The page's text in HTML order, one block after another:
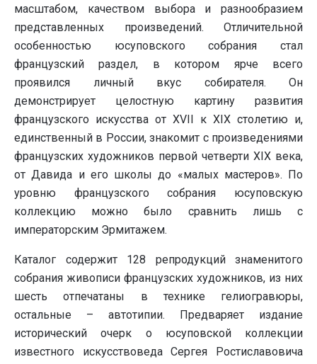
масштабом, качеством выбора и разнообразием
представленных произведений. Отличительной
особенностью юсуповского собрания стал
французский раздел, в котором ярче всего
проявился личный вкус собирателя. Он
демонстрирует целостную картину развития
французского искусства от XVII к XIX столетию и,
единственный в России, знакомит с произведениями
французских художников первой четверти XIX века,
от Давида и его школы до «малых мастеров». По
уровню французского собрания юсуповскую
коллекцию можно было сравнить лишь с
императорским Эрмитажем.
Каталог содержит 128 репродукций знаменитого
собрания живописи французских художников, из них
шесть отпечатаны в технике гелиогравюры,
остальные – автотипии. Предваряет издание
исторический очерк о юсуповской коллекции
известного искусствоведа Сергея Ростиславовича